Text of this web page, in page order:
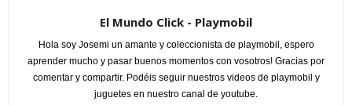
El Mundo Click - Playmobil
Hola soy Josemi un amante y coleccionista de playmobil, espero
aprender mucho y pasar buenos momentos con vosotros! Gracias por
comentar y compartir. Podéis seguir nuestros videos de playmobil y
juguetes en nuestro canal de youtube.